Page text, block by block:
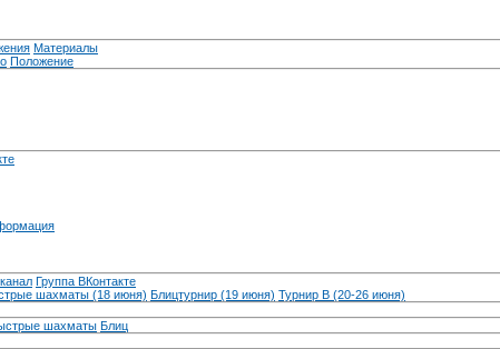
Материалы
Положение
Группа ВКонтакте
шахматы (18 июня) Блицтурнир (19 июня) Турнир B (20-26 июня)
шахматы Блиц